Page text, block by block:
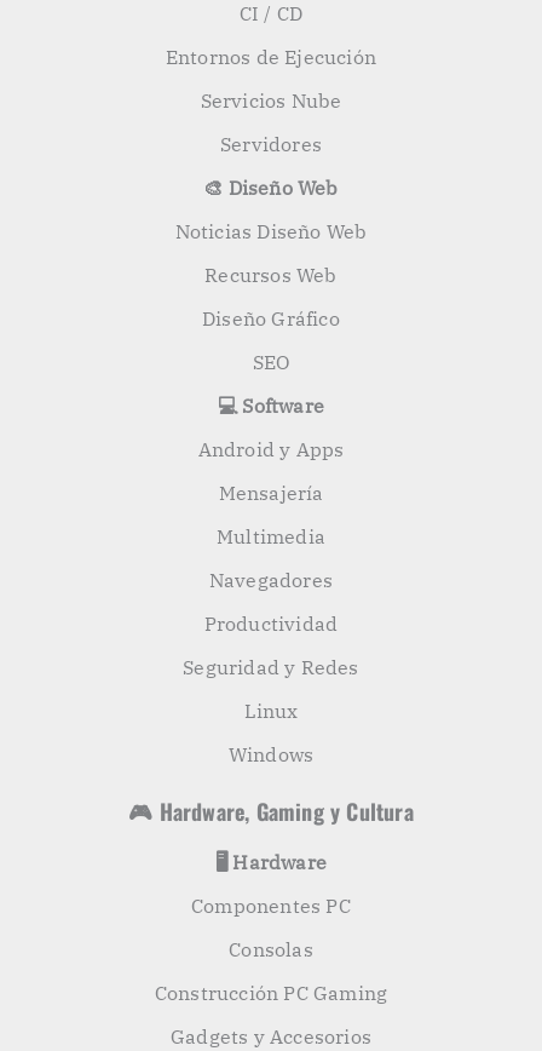
CI / CD
Entornos de Ejecución
Servicios Nube
Servidores
🎨 Diseño Web
Noticias Diseño Web
Recursos Web
Diseño Gráfico
SEO
💻 Software
Android y Apps
Mensajería
Multimedia
Navegadores
Productividad
Seguridad y Redes
Linux
Windows
🎮 Hardware, Gaming y Cultura
🖥️ Hardware
Componentes PC
Consolas
Construcción PC Gaming
Gadgets y Accesorios